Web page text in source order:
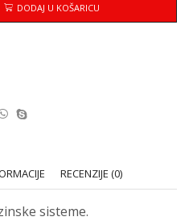
DODAJ U KOŠARICU
RECENZIJE (0)
sisteme.